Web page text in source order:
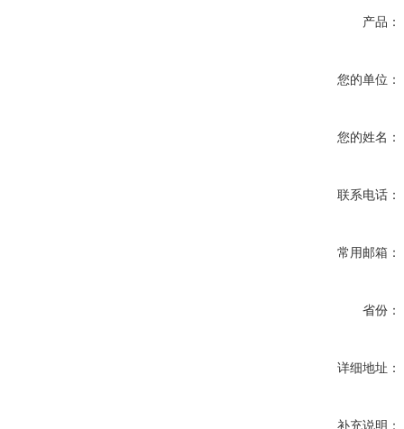
产品：
您的单位：
您的姓名：
联系电话：
常用邮箱：
省份：
详细地址：
补充说明：